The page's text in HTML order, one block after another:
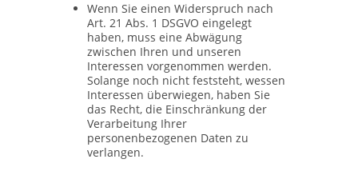
Wenn Sie einen Widerspruch nach
Art. 21 Abs. 1 DSGVO eingelegt
haben, muss eine Abwägung
zwischen Ihren und unseren
Interessen vorgenommen werden.
Solange noch nicht feststeht, wessen
Interessen überwiegen, haben Sie
das Recht, die Einschränkung der
Verarbeitung Ihrer
personenbezogenen Daten zu
verlangen.